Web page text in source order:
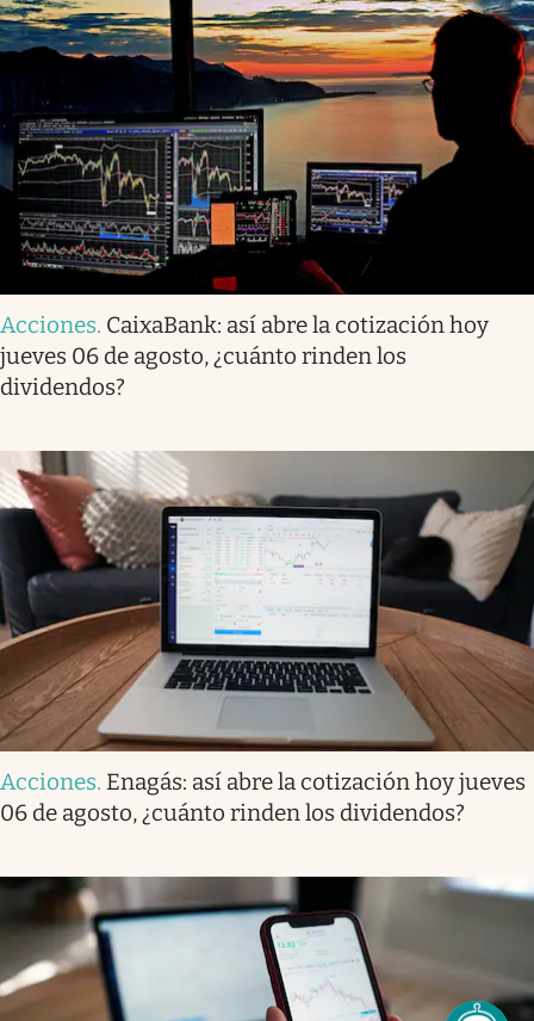
Acciones. CaixaBank: así abre la cotización hoy
jueves 06 de agosto, ¿cuánto rinden los
dividendos?
Acciones. Enagás: así abre la cotización hoy jueves
06 de agosto, ¿cuánto rinden los dividendos?